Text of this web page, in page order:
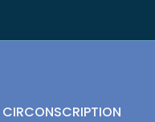
CIRCONSCRIPTION